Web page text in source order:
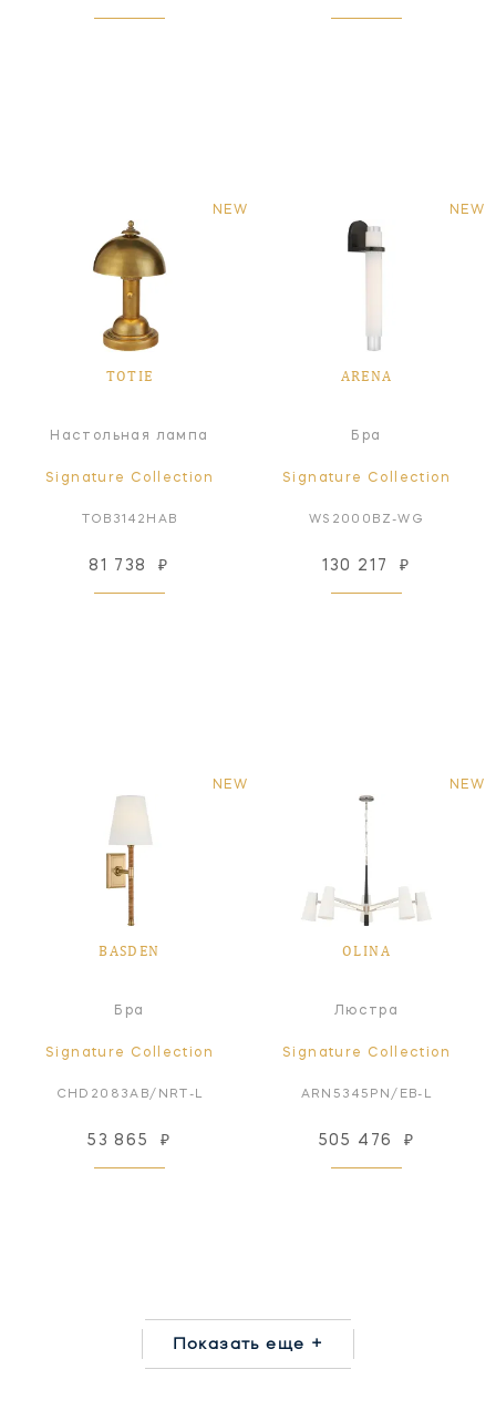
NEW
TOTIE
Настольная лампа
Signature Collection
TOB3142HAB
81 738 ₽
NEW
ARENA
Бра
Signature Collection
WS2000BZ-WG
130 217 ₽
NEW
BASDEN
Бра
Signature Collection
CHD2083AB/NRT-L
53 865 ₽
NEW
OLINA
Люстра
Signature Collection
ARN5345PN/EB-L
505 476 ₽
Показать еще +